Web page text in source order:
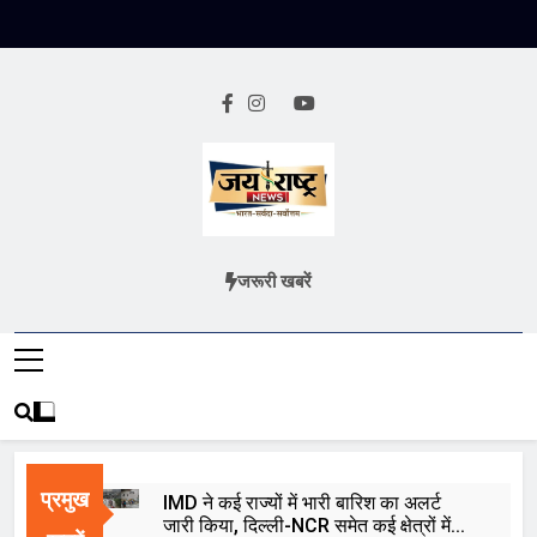
Jai Rashtra
हिंदी समाचार
जरूरी खबरें
प्रमुख
IMD ने कई राज्यों में भारी बारिश का अलर्ट
जारी किया, दिल्ली-NCR समेत कई क्षेत्रों में